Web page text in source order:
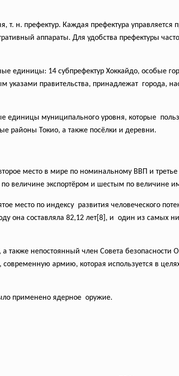
н. префектур. Каждая префектура управляется
аппараты. Для удобства префектуры
единицы: 14 субпрефектур Хоккайдо, особые
правительства, принадлежат города,
единицы муниципального уровня, которые
районы Токио, а также посёлки и деревни.
место в мире по номинальному ВВП и
по величине экспортёром и шестым по величине
место по индексу развития человеческого
она составляла 82,12 лет[8], и один из самых
также непостоянный член Совета безопасности
армию, которая используется в
применено ядерное оружие.